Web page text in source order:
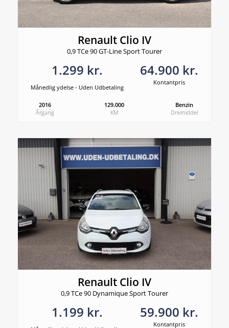
Renault Clio IV
0,9 TCe 90 GT-Line Sport Tourer
1.299 kr.
Månedlig ydelse - Uden Udbetaling
64.900 kr.
Kontantpris
2016
Årgang
129.000
KM
Benzin
Drivmiddel
Renault Clio IV
0,9 TCe 90 Dynamique Sport Tourer
1.199 kr. 59.900 kr.
Kontantpris